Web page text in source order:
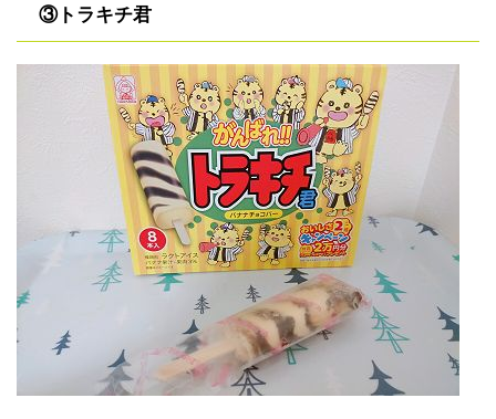
③トラキチ君